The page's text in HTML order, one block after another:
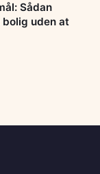
Sådan
uden at